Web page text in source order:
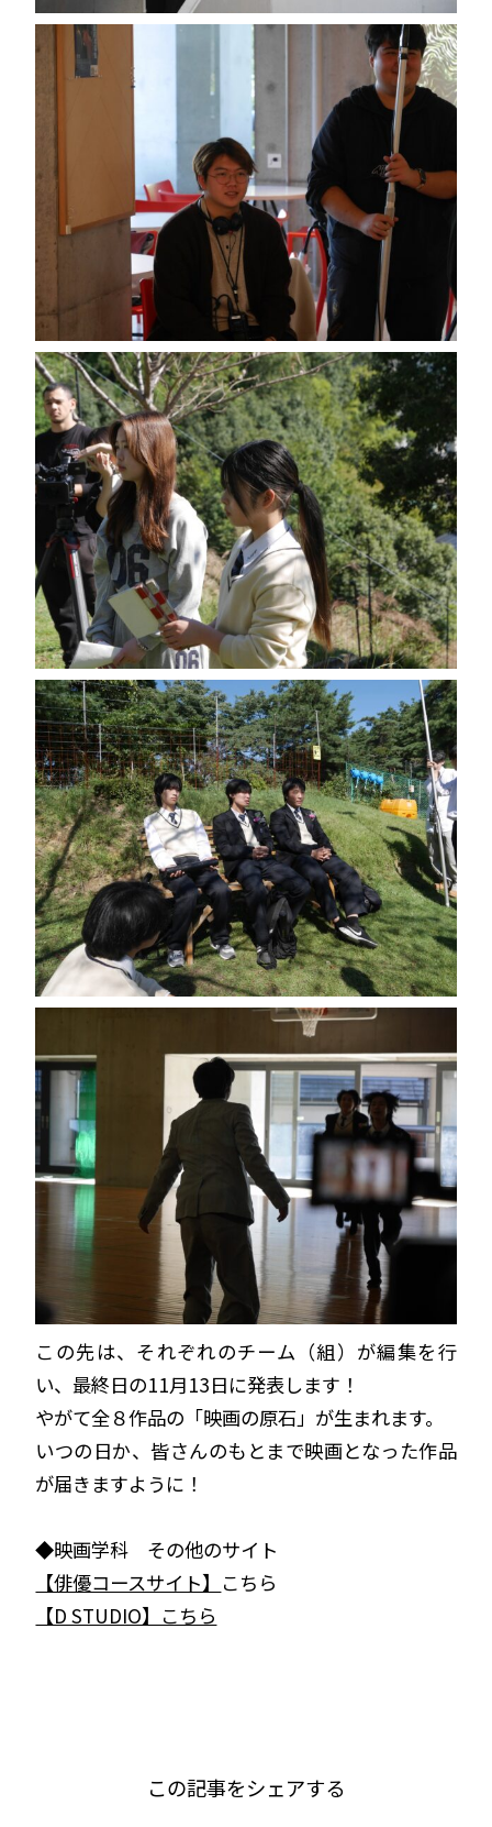
この先は、それぞれのチーム（組）が編集を行
い、最終日の11月13日に発表します！
やがて全８作品の「映画の原石」が生まれます。
いつの日か、皆さんのもとまで映画となった作品
が届きますように！
◆映画学科 その他のサイト
【俳優コースサイト】 こちら
【D STUDIO】こちら
この記事をシェアする